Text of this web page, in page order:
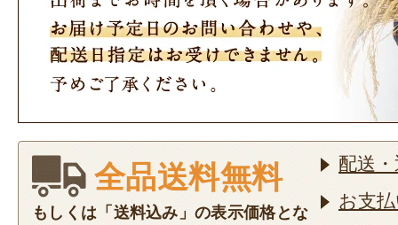
全品送料無料
もしくは「送料込み」の表示価格とな
配送
お支